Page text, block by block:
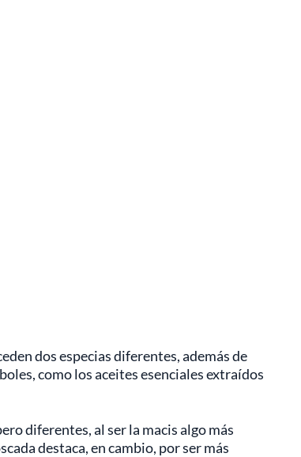
dos especias diferentes, además de
como los aceites esenciales extraídos
diferentes, al ser la macis algo más
destaca, en cambio, por ser más